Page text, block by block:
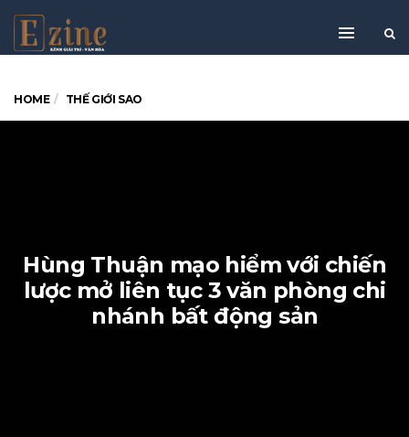
HOME THẾ GIỚI SAO
Hùng Thuận mạo hiểm với chiến
lược mở liên tục 3 văn phòng chi
nhánh bất động sản